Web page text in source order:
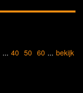
... 40 50 60 ... bekijk